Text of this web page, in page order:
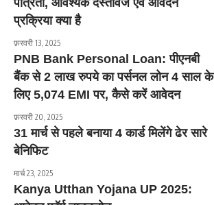
पात्रता, आवश्यक दस्तावेज एवं आवेदन
प्रक्रिया क्या है
फ़रवरी 13, 2025
PNB Bank Personal Loan: पीएनबी
बैंक से 2 लाख रुपये का पर्सनल लोन 4 साल के
लिए 5,074 EMI पर, कैसे करें आवेदन
फ़रवरी 20, 2025
31 मार्च से पहले बनाया 4 कार्ड मिलेंगे ढेर सारे
बेनिफिट
मार्च 23, 2025
Kanya Utthan Yojana UP 2025: